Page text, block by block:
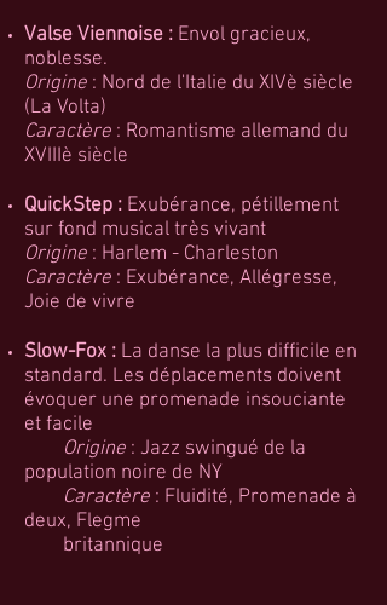
Valse Viennoise : Envol gracieux,
noblesse.
Origine : Nord de l'Italie du XIVè siècle
(La Volta)
Caractère : Romantisme allemand du
XVIIIè siècle
QuickStep : Exubérance, pétillement
sur fond musical très vivant
Origine : Harlem - Charleston
Caractère : Exubérance, Allégresse,
Joie de vivre
Slow-Fox : La danse la plus difficile en
standard. Les déplacements doivent
évoquer une promenade insouciante
et facile
Origine : Jazz swingué de la
population noire de NY
Caractère : Fluidité, Promenade à
deux, Flegme
britannique